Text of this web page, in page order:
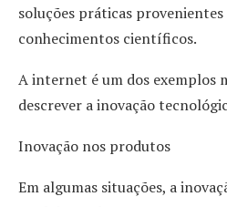
soluções práticas provenientes
conhecimentos científicos.
A internet é um dos exemplos
descrever a inovação
Inovação nos produtos
Em algumas situações, a